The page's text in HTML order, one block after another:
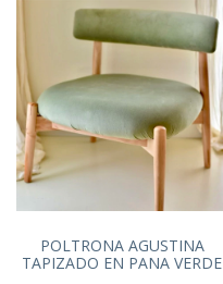
POLTRONA AGUSTINA
TAPIZADO EN PANA VERDE